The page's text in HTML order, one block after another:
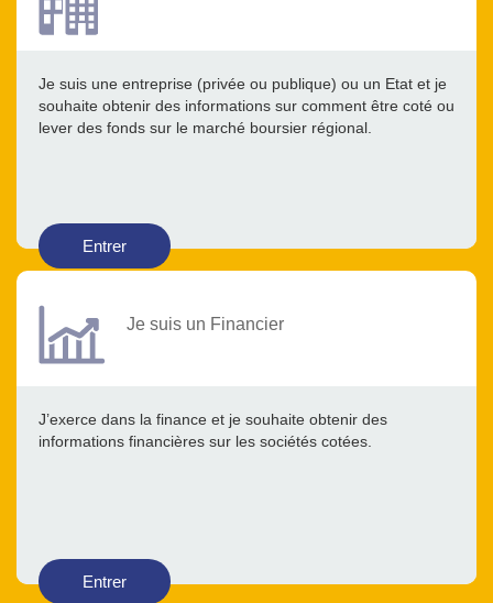
Je suis une entreprise (privée ou publique) ou un Etat et je
souhaite obtenir des informations sur comment être coté ou
lever des fonds sur le marché boursier régional.
Entrer
Je suis un Financier
J’exerce dans la finance et je souhaite obtenir des
informations financières sur les sociétés cotées.
Entrer